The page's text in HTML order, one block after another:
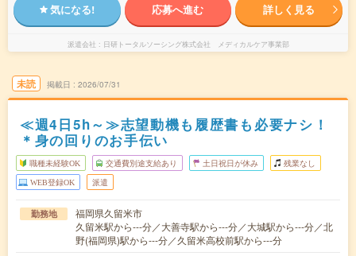
気になる! 応募へ進む 詳しく見る
派遣会社 日研トータルソーシング株式会社 メディカルケア事業部
未読 掲載日 2026/07/31
≪週4日5h～≫志望動機も履歴書も必要ナシ！
＊身の回りのお手伝い
職種未経験OK 交通費別途支給あり 土日祝日が休み 残業なし
WEB登録OK 派遣
勤務地
福岡県久留米市
久留米駅から---分／大善寺駅から---分／大城駅から---分／北
野(福岡県)駅から---分／久留米高校前駅から---分